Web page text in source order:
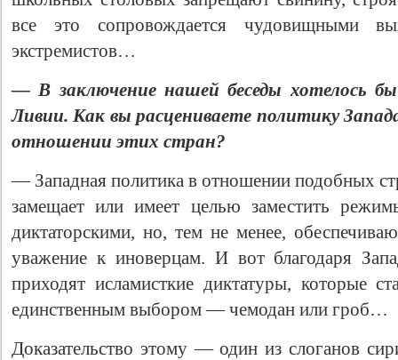
все это сопровождается чудовищными
экстремистов…
— В заключение нашей беседы хотелось
Ливии. Как вы расцениваете политику
отношении этих стран?
— Западная политика в отношении подобных
замещает или имеет целью заместить
диктаторскими, но, тем не менее,
уважение к иноверцам. И вот благодаря
приходят исламисткие диктатуры, которые
единственным выбором — чемодан или гроб…
Доказательство этому — один из слоганов